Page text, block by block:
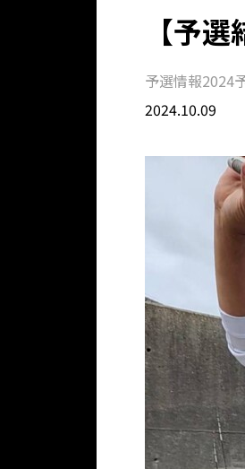
【予
予選情報2024
2024.10.09